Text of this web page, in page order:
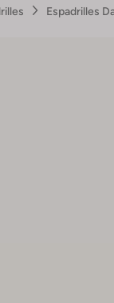
Espadrilles